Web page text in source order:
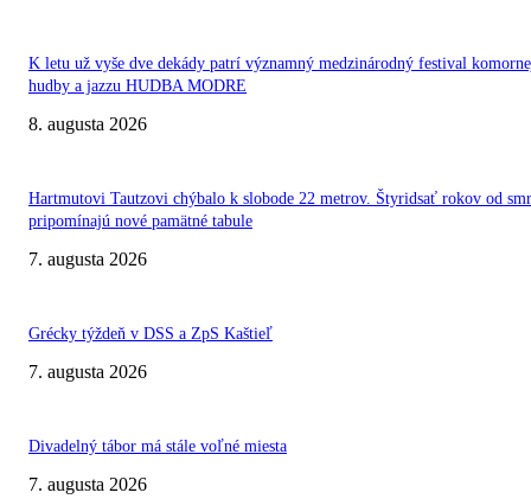
K letu už vyše dve dekády patrí významný medzinárodný festival
hudby a jazzu HUDBA MODRE
8. augusta 2026
Hartmutovi Tautzovi chýbalo k slobode 22 metrov. Štyridsať rokov od
pripomínajú nové pamätné tabule
7. augusta 2026
Grécky týždeň v DSS a ZpS Kaštieľ
7. augusta 2026
Divadelný tábor má stále voľné miesta
7. augusta 2026